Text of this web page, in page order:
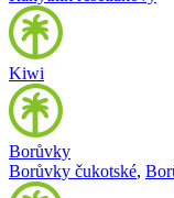
Kiwi
Borůvky
Borůvky čukotské,